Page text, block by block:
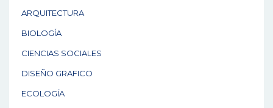
ARQUITECTURA
BIOLOGÍA
CIENCIAS SOCIALES
DISEÑO GRAFICO
ECOLOGÍA